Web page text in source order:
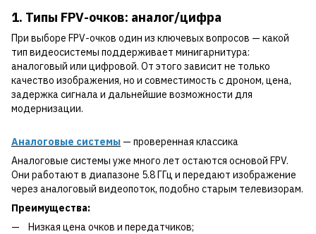
1. Типы FPV-очков: аналог/цифра
При выборе FPV-очков один из ключевых вопросов — какой
тип видеосистемы поддерживает минигарнитура:
аналоговый или цифровой. От этого зависит не только
качество изображения, но и совместимость с дроном, цена,
задержка сигнала и дальнейшие возможности для
модернизации.
Аналоговые системы — проверенная классика
Аналоговые системы уже много лет остаются основой FPV.
Они работают в диапазоне 5.8 ГГц и передают изображение
через аналоговый видеопоток, подобно старым телевизорам.
Преимущества:
Низкая цена очков и передатчиков;